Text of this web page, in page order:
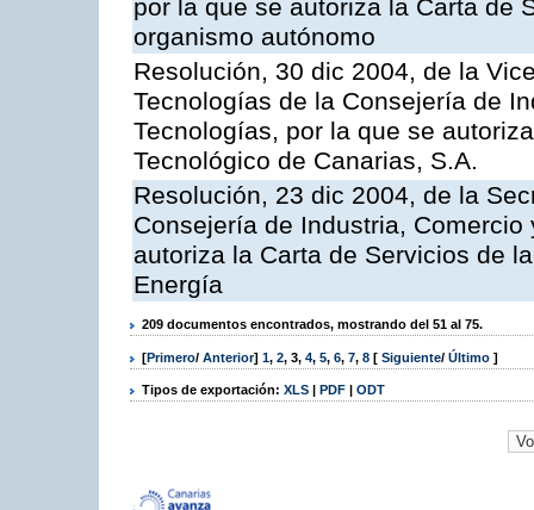
por la que se autoriza la Carta de
organismo autónomo
Resolución, 30 dic 2004, de la
Tecnologías de la Consejería de
Tecnologías, por la que se
Tecnológico de Canarias, S.A.
Resolución, 23 dic 2004, de la
Consejería de Industria,
autoriza la Carta de Servicios de
Energía
209 documentos encontrados, mostrando del 51 al 75.
[Primero/ Anterior] 1, 2, 3, 4, 5, 6, 7, 8 [ Siguiente/ Último ]
Tipos de exportación: XLS | PDF | ODT